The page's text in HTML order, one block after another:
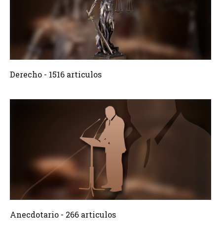
Crear 1516 Articulos
Derecho - 1516 articulos
Crear 266 Articulos
Anecdotario - 266 articulos